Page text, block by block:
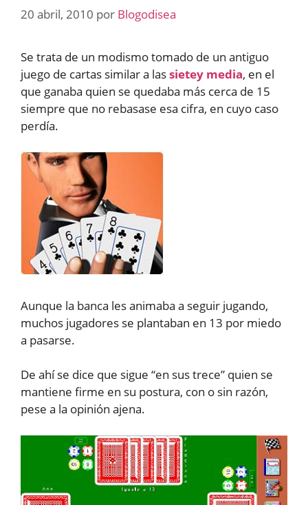
20 abril, 2010 por Blogodisea
Se trata de un modismo tomado de un antiguo
juego de cartas similar a lassietey media, en el
que ganaba quien se quedaba más cerca de 15
siempre que no rebasase esa cifra, en cuyo caso
perdía.
Aunque la banca les animaba a seguir jugando,
muchos jugadores se plantaban en 13 por miedo
a pasarse.
De ahí se dice que sigue “en sus trece” quien se
mantiene firme en su postura, con o sin razón,
pese a la opinión ajena.